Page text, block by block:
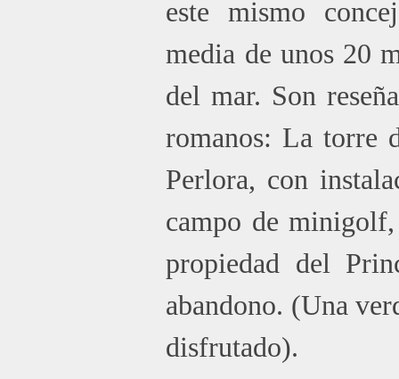
este mismo
media de unos 20
del mar. Son
romanos: La torre
Perlora, con
campo de
propiedad del
abandono. (Una
disfrutado).